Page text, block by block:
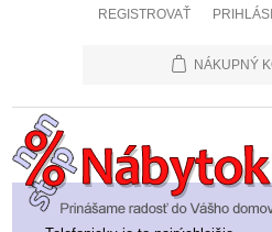
REGISTROVAŤ
NÁKUPNÝ